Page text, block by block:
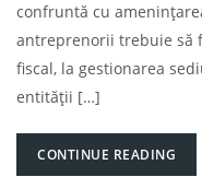
confruntă cu
antreprenorii trebuie să
fiscal, la gestionarea
entității […]
CONTINUE READING